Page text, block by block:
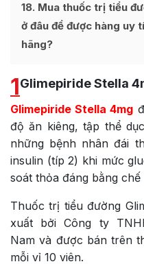
18 Mua thuốc trị tiểu
ở đâu để được hàng uy
hãng?
1Glimepiride Stella
Glimepiride Stella 4mg
độ ăn kiêng, tập thể
những bệnh nhân đái
insulin (típ 2) khi mức
soát thỏa đáng bằng
Thuốc trị tiểu đường
xuất bởiCông ty
Nam và được bán trên
mỗi vỉ 10 viên.